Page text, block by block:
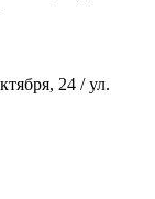
24 / ул.